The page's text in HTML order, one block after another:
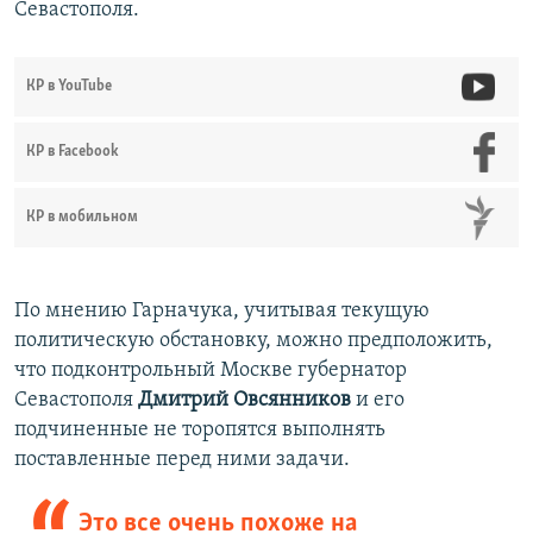
Севастополя.
КР в YouTube
КР в Facebook
КР в мобильном
По мнению Гарначука, учитывая текущую
политическую обстановку, можно предположить,
что подконтрольный Москве губернатор
Севастополя Дмитрий Овсянников и его
подчиненные не торопятся выполнять
поставленные перед ними задачи.
Это все очень похоже на